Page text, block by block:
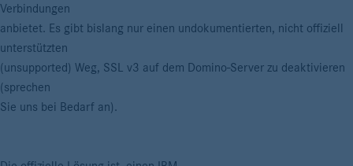
Verbindungen
anbietet. Es gibt bislang nur einen undokumentierten, nicht offiziell
unterstützten
(unsupported) Weg, SSL v3 auf dem Domino-Server zu deaktivieren
(sprechen
Sie uns bei Bedarf an).